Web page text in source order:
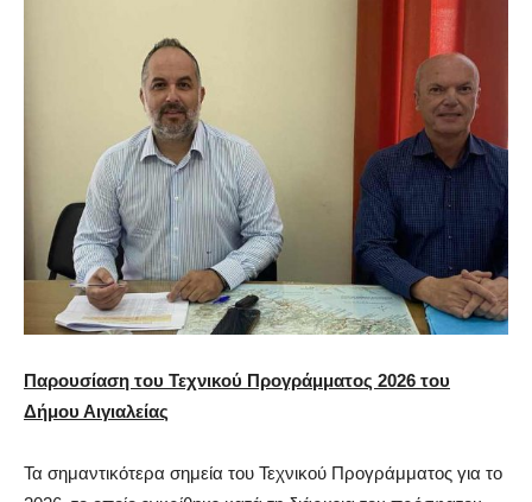
Παρουσίαση του Τεχνικού Προγράμματος 2026 του
Δήμου Αιγιαλείας
Τα σημαντικότερα σημεία του Τεχνικού Προγράμματος για το